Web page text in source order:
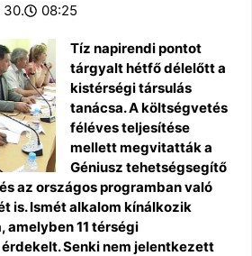
30. 08:25
Tíz napirendi pontot
tárgyalt hétfő délelőtt a
kistérségi társulás
tanácsa. A költségvetés
féléves teljesítése
mellett megvitatták a
Géniusz tehetségsegítő
az országos programban való
is. Ismét alkalom kínálkozik
amelyben 11 térségi
Senki nem jelentkezett